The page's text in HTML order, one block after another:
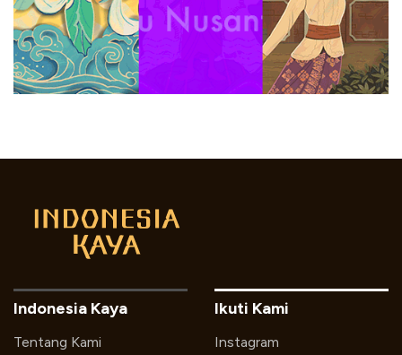
Indonesia Kaya
Tentang Kami
Ikuti Kami
Instagram